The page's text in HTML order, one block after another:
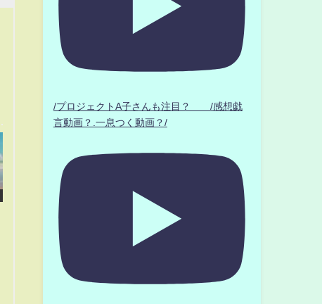
/プロジェクトA子さんも注目？ /感想戯
言動画？.一息つく動画？/